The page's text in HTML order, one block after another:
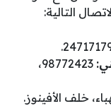
التالية:
98772423،
خلف الأفينوز.